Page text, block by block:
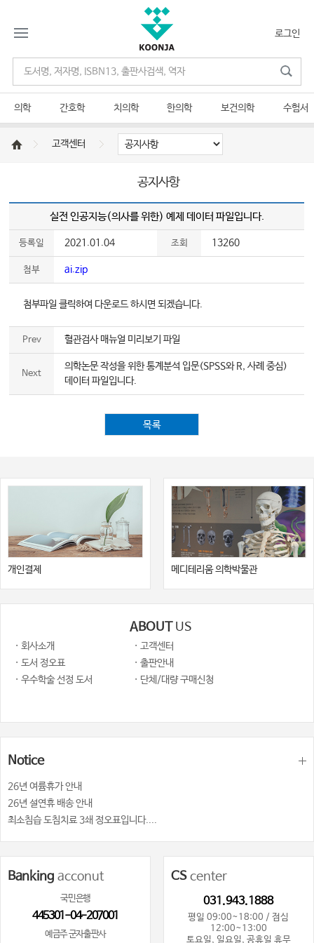
로그인
의학 간호학 치의학 한의학 보건의학 수험서
고객센터
공지사항
실전 인공지능(의사를 위한) 예제 데이터 파일입니다.
등록일 2021.01.04 조회 13260
첨부 ai.zip
첨부파일 클릭하여 다운로드 하시면 되겠습니다.
Prev 혈관검사 매뉴얼 미리보기 파일
Next
의학논문 작성을 위한 통계분석 입문(SPSS와 R, 사례 중심)
데이터 파일입니다.
목록
개인결제 메디테리움 의학박물관
ABOUTUS
· 회사소개
· 고객센터
· 도서 정오표
· 출판안내
· 우수학술 선정 도서
· 단체/대량 구매신청
Notice
26년 여륨휴가 안내
26년 설연휴 배송 안내
최소침습 도침치료 3쇄 정오표입니다....
Banking acconut
국민은행
445301-04-207001
예금주 군자출판사
CScenter
031.943.1888
평일 09:00~18:00 / 점심
12:00~13:00
토요일, 일요일, 공휴일 휴무